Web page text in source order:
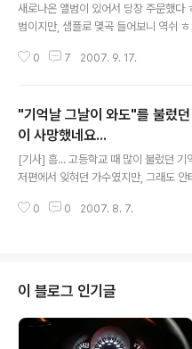
새로나온 앨범이 있어서 당장 주문했다
범이지만, 샘플로 몇곡 들어보니 역쉬
0 7 2007. 9. 17.
"기억날 그날이 와도"를 불렀
이 사망했네요...
[기사] 흠... 고등학교 때 많이 불렀던 기
저편에서 잊혀던 가수였지만, 그래도
0 0 2007. 8. 7.
이 블로그 인기글